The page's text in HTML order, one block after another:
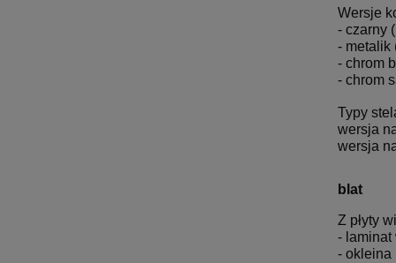
Wersje
- czarny
- metalik
- chrom
- chrom
Typy
wersja
wersja
blat
Z płyty
- laminat
- okleina